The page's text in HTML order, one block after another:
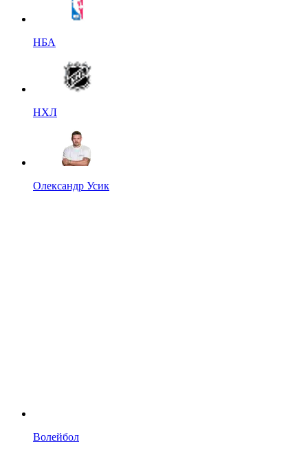
НБА
НХЛ
Олександр Усик
Волейбол